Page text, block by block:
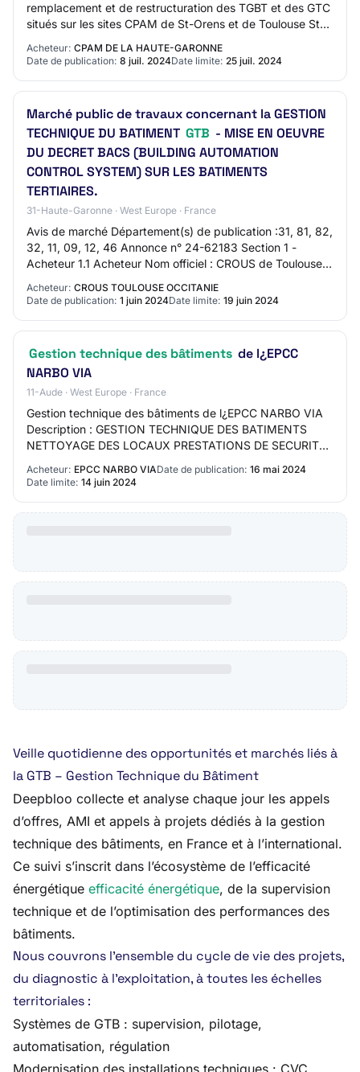
remplacement et de restructuration des TGBT et des GTC
situés sur les sites CPAM de St-Orens et de Toulouse St-
Acheteur: CPAM DE LA HAUTE-GARONNE
Date de publication: 8 juil. 2024Date limite: 25 juil. 2024
Marché public de travaux concernant la GESTION
TECHNIQUE DU BATIMENT GTB - MISE EN OEUVRE
DU DECRET BACS (BUILDING AUTOMATION
CONTROL SYSTEM) SUR LES BATIMENTS
TERTIAIRES.
31-Haute-Garonne · West Europe · France
Avis de marché Département(s) de publication :31, 81, 82,
32, 11, 09, 12, 46 Annonce n° 24-62183 Section 1 -
Acheteur 1.1 Acheteur Nom officiel : CROUS de Toulouse-
Acheteur: CROUS TOULOUSE OCCITANIE
Date de publication: 1 juin 2024Date limite: 19 juin 2024
Gestion technique des bâtiments de l¿EPCC
NARBO VIA
11-Aude · West Europe · France
Gestion technique des bâtiments de l¿EPCC NARBO VIA
Description : GESTION TECHNIQUE DES BATIMENTS
NETTOYAGE DES LOCAUX PRESTATIONS DE SECURITE
d'ouverture de…
Acheteur: EPCC NARBO VIADate de publication: 16 mai 2024
Date limite: 14 juin 2024
Veille quotidienne des opportunités et marchés liés à
la GTB – Gestion Technique du Bâtiment
Deepbloo collecte et analyse chaque jour les appels
d’offres, AMI et appels à projets dédiés à la gestion
technique des bâtiments, en France et à l’international.
Ce suivi s’inscrit dans l’écosystème de l’efficacité
énergétique efficacité énergétique, de la supervision
technique et de l’optimisation des performances des
bâtiments.
Nous couvrons l’ensemble du cycle de vie des projets,
du diagnostic à l’exploitation, à toutes les échelles
territoriales :
Systèmes de GTB : supervision, pilotage,
automatisation, régulation
Modernisation des installations techniques : CVC,